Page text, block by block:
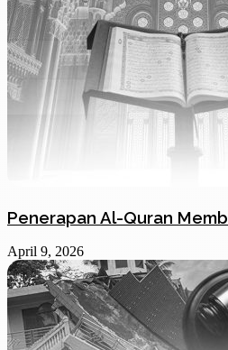
Penerapan Al-Quran
April 9, 2026